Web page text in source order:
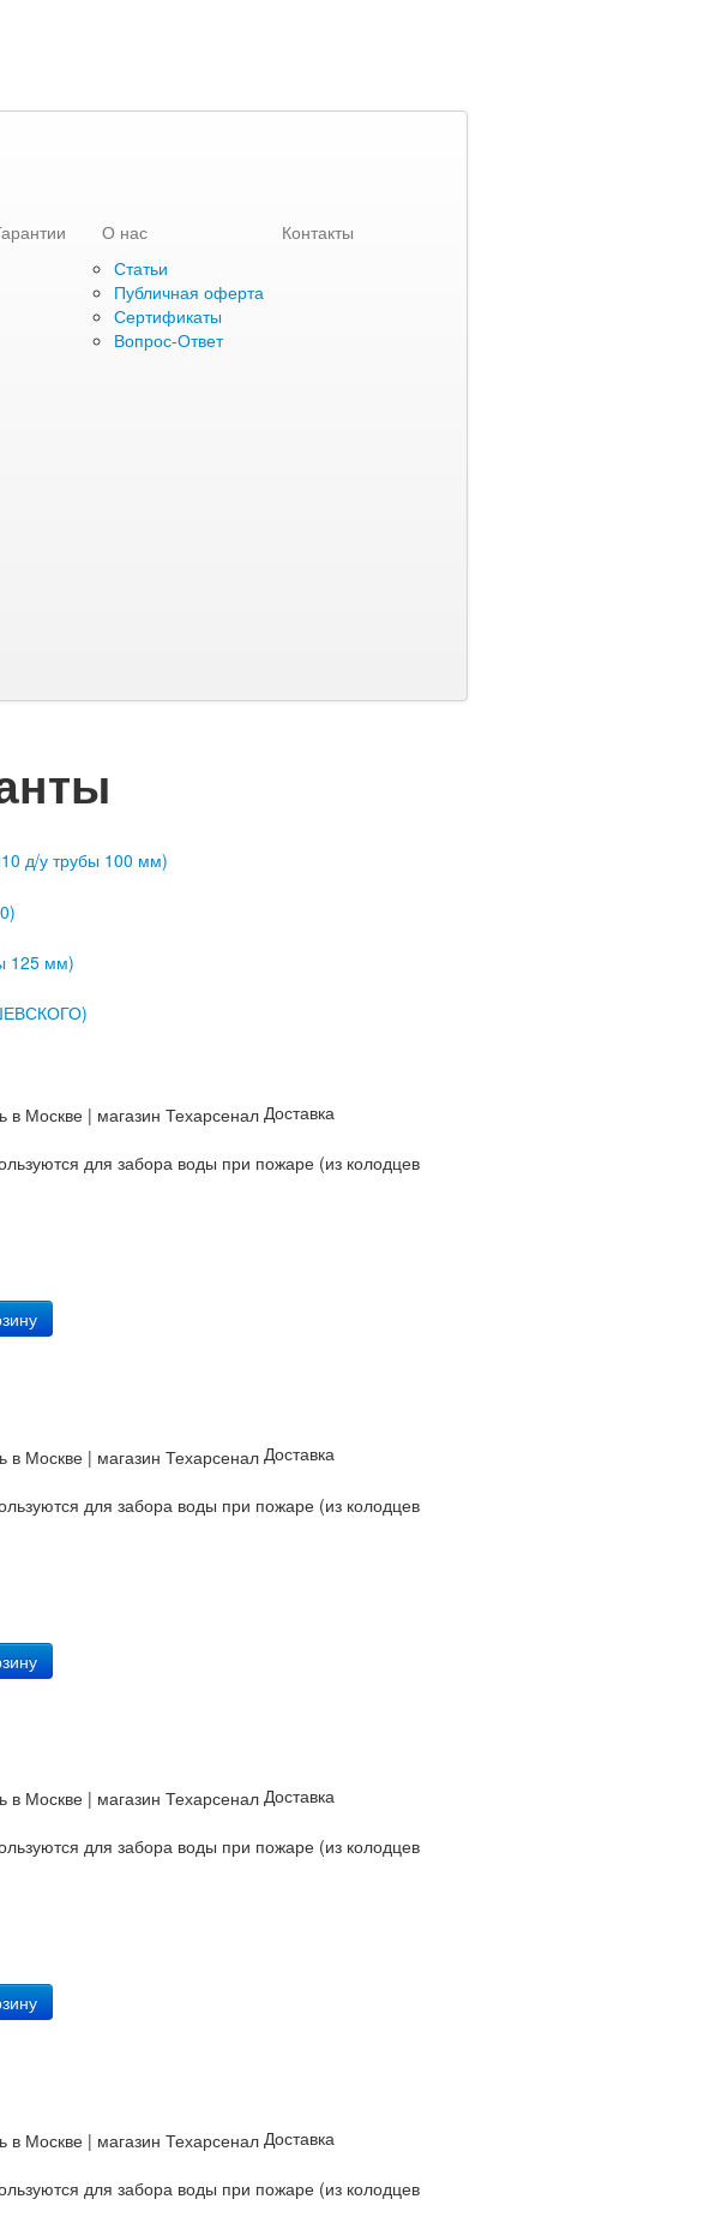
О нас
Статьи
Публичная оферта
Сертификаты
Вопрос-Ответ
Контакты
д/у трубы 100 мм)
125 мм)
Доставка
для забора воды при пожаре (из колодцев
Доставка
для забора воды при пожаре (из колодцев
Доставка
для забора воды при пожаре (из колодцев
Доставка
для забора воды при пожаре (из колодцев